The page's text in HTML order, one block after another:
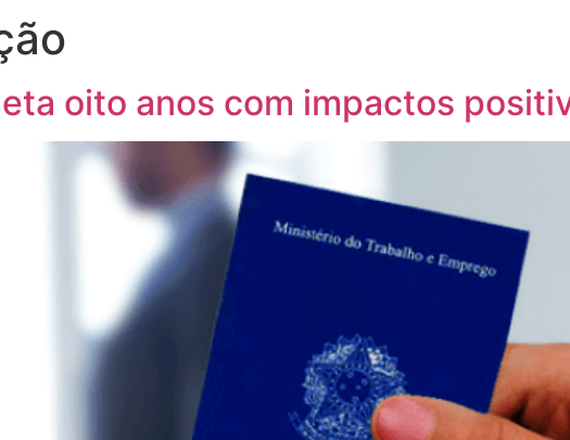
oito anos com impactos